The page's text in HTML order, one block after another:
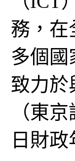
務，在
多個國
致力於
（東
日財